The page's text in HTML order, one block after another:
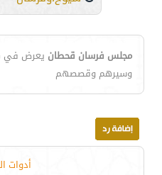
مجلس فرسان قحطان يعرض في
وسيرهم وقصصهم
أدوات